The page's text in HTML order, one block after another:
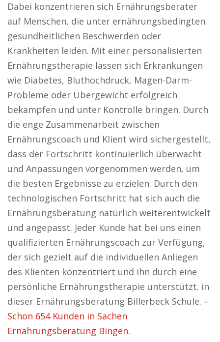
Dabei konzentrieren sich Ernährungsberater
auf Menschen, die unter ernährungsbedingten
gesundheitlichen Beschwerden oder
Krankheiten leiden. Mit einer personalisierten
Ernährungstherapie lassen sich Erkrankungen
wie Diabetes, Bluthochdruck, Magen-Darm-
Probleme oder Übergewicht erfolgreich
bekämpfen und unter Kontrolle bringen. Durch
die enge Zusammenarbeit zwischen
Ernährungscoach und Klient wird sichergestellt,
dass der Fortschritt kontinuierlich überwacht
und Anpassungen vorgenommen werden, um
die besten Ergebnisse zu erzielen. Durch den
technologischen Fortschritt hat sich auch die
Ernährungsberatung natürlich weiterentwickelt
und angepasst. Jeder Kunde hat bei uns einen
qualifizierten Ernährungscoach zur Verfügung,
der sich gezielt auf die individuellen Anliegen
des Klienten konzentriert und ihn durch eine
persönliche Ernährungstherapie unterstützt. in
dieser Ernährungsberatung Billerbeck Schule. –
Schon 654 Kunden in Sachen
Ernährungsberatung Bingen.